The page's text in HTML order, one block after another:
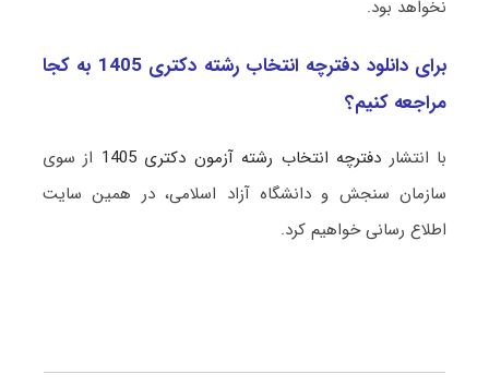
نخواهد بود.
برای دانلود دفترچه انتخاب رشته دکتری 1405 به کجا
مراجعه کنیم؟
با انتشار دفترچه انتخاب رشته آزمون دکتری 1405
از سوی
سازمان سنجش و دانشگاه آزاد اسلامی، در همین سایت
اطلاع رسانی خواهیم کرد.